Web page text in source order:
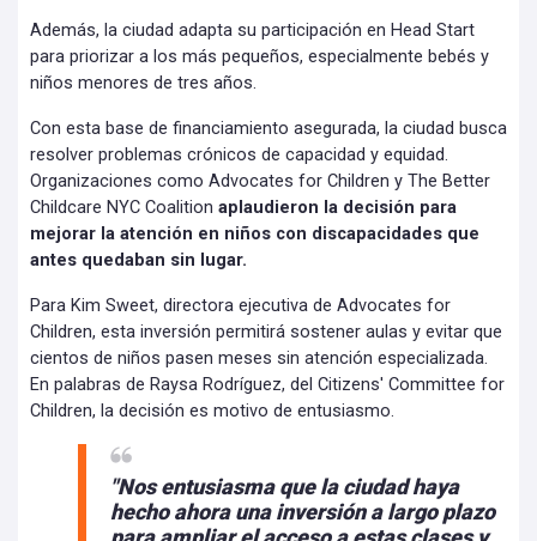
Además, la ciudad adapta su participación en Head Start
para priorizar a los más pequeños, especialmente bebés y
niños menores de tres años.
Con esta base de financiamiento asegurada, la ciudad busca
resolver problemas crónicos de capacidad y equidad.
Organizaciones como Advocates for Children y The Better
Childcare NYC Coalition aplaudieron la decisión para
mejorar la atención en niños con discapacidades que
antes quedaban sin lugar.
Para Kim Sweet, directora ejecutiva de Advocates for
Children, esta inversión permitirá sostener aulas y evitar que
cientos de niños pasen meses sin atención especializada.
En palabras de Raysa Rodríguez, del Citizens' Committee for
Children, la decisión es motivo de entusiasmo.
"Nos entusiasma que la ciudad haya
hecho ahora una inversión a largo plazo